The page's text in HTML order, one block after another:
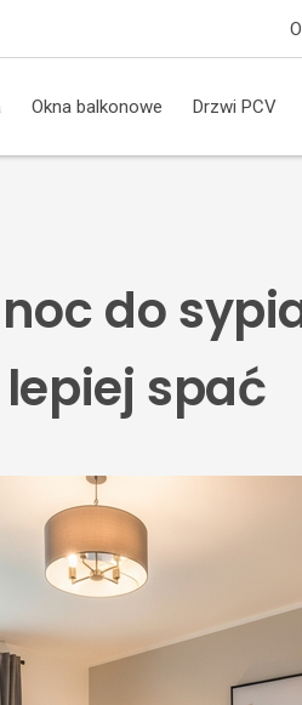
Okna balkonowe Drzwi PCV
do
spać